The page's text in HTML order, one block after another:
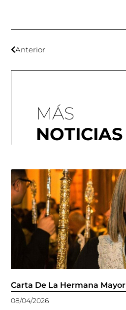
Anterior
MÁS
NOTICIAS
Carta De La Hermana Mayor
08/04/2026